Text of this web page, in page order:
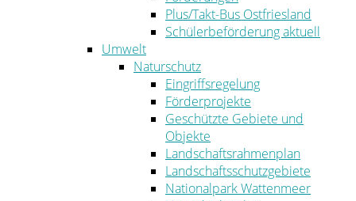
Plus/Takt-Bus Ostfriesland
Schülerbeförderung aktuell
Umwelt
Naturschutz
Eingriffsregelung
Förderprojekte
Geschützte Gebiete und
Objekte
Landschaftsrahmenplan
Landschaftsschutzgebiete
Nationalpark Wattenmeer